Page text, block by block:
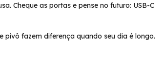
Cheque as portas e pense no futuro: USB-C
fazem diferença quando seu dia é longo.